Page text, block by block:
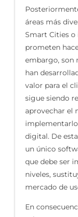
áreas más
Smart Cities o
prometen
embargo, son
han
valor para el
sigue siendo
aprovechar el
digital. De
un único
que debe ser
niveles,
mercado de
En